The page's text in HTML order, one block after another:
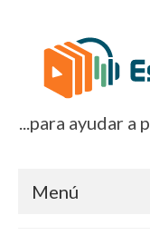
...para ayudar
Menú